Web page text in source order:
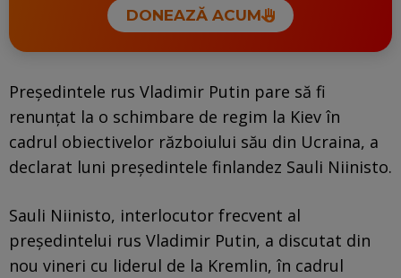
DONEAZĂ ACUM
Preşedintele rus Vladimir Putin pare să fi
renunţat la o schimbare de regim la Kiev în
cadrul obiectivelor războiului său din Ucraina, a
declarat luni preşedintele finlandez Sauli Niinisto.
Sauli Niinisto, interlocutor frecvent al
preşedintelui rus Vladimir Putin, a discutat din
nou vineri cu liderul de la Kremlin, în cadrul